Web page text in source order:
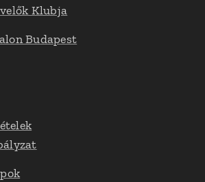
Klubja
Budapest